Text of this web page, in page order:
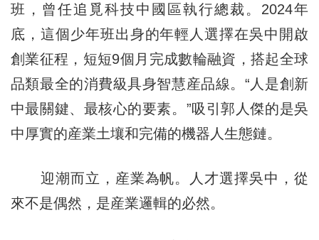
班，曾任追覓科技中國區執行總裁。2024年
底，這個少年班出身的年輕人選擇在吳中開啟
創業征程，短短9個月完成數輪融資，搭起全球
品類最全的消費級具身智慧産品線。“人是創新
中最關鍵、最核心的要素。”吸引郭人傑的是吳
中厚實的産業土壤和完備的機器人生態鏈。
迎潮而立，産業為帆。人才選擇吳中，從
來不是偶然，是産業邏輯的必然。